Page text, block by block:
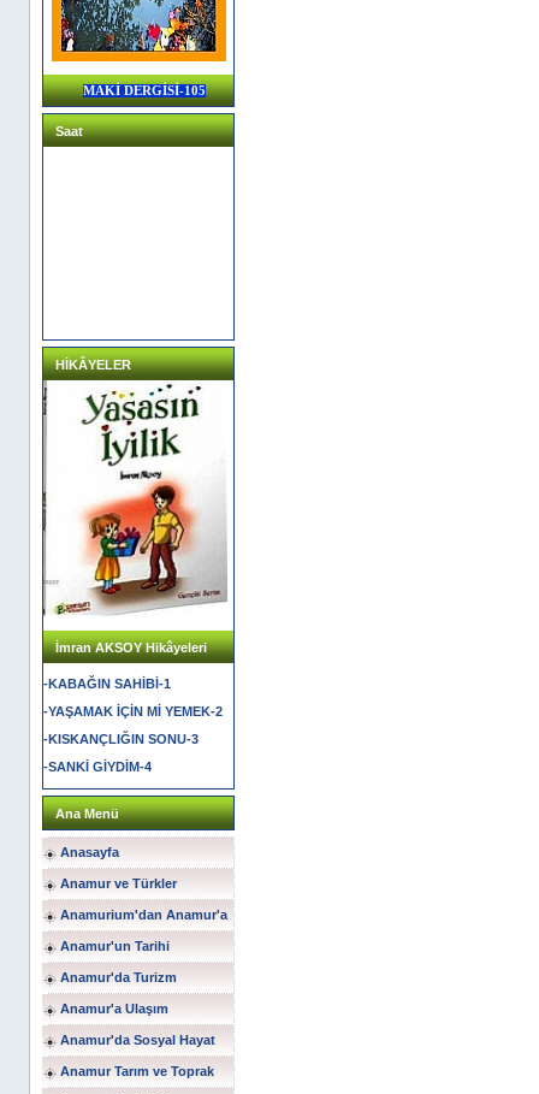
MAKİ DERGİSİ-105
Saat
HİKÂYELER
İmran AKSOY Hikâyeleri
-KABAĞIN SAHİBİ-1
-YAŞAMAK İÇİN Mİ YEMEK-2
-KISKANÇLIĞIN SONU-3
-SANKİ GİYDİM-4
Ana Menü
Anasayfa
Anamur ve Türkler
Anamurium'dan Anamur'a
Anamur'un Tarihi
Anamur'da Turizm
Anamur'a Ulaşım
Anamur'da Sosyal Hayat
Anamur Tarım ve Toprak